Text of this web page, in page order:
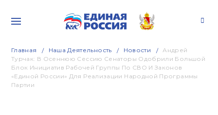
Главная Наша Деятельность Новости
Андрей
Турчак: В Осеннюю Сессию Сенаторы Одобрили Большой
Блок Инициатив Рабочей Группы По СВО И Законов
«Единой России» Для Реализации Народной Программы
Партии